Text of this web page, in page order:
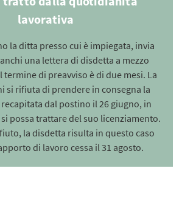
lavorativa
la ditta presso cui è impiegata, invia
una lettera di disdetta a mezzo
termine di preavviso è di due mesi. La
si rifiuta di prendere in consegna la
dal postino il 26 giugno, in
possa trattare del suo licenziamento.
la disdetta risulta in questo caso
di lavoro cessa il 31 agosto.